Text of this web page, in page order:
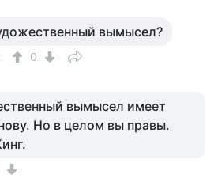
вымысел?
0
вымысел имеет
Но в целом вы правы.